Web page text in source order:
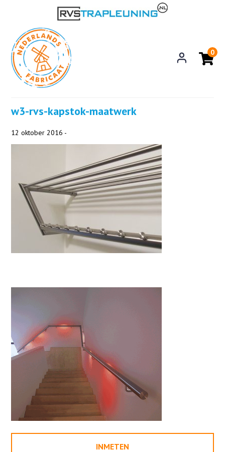
0
w3-rvs-kapstok-maatwerk
12 oktober 2016 -
INMETEN